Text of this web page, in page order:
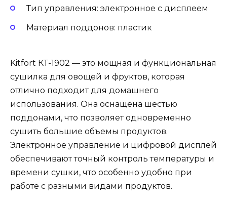
Тип управления: электронное с дисплеем
Материал поддонов: пластик
Kitfort КТ-1902 — это мощная и функциональная
сушилка для овощей и фруктов, которая
отлично подходит для домашнего
использования. Она оснащена шестью
поддонами, что позволяет одновременно
сушить большие объемы продуктов.
Электронное управление и цифровой дисплей
обеспечивают точный контроль температуры и
времени сушки, что особенно удобно при
работе с разными видами продуктов.